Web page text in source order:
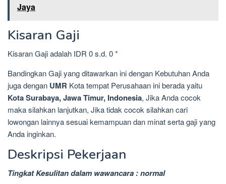
Jaya
Kisaran Gaji
Kisaran Gaji adalah IDR 0 s.d. 0 *
Bandingkan Gaji yang ditawarkan ini dengan Kebutuhan Anda
juga dengan UMR Kota tempat Perusahaan ini berada yaitu
Kota Surabaya, Jawa Timur, Indonesia, Jika Anda cocok
maka silahkan lanjutkan, Jika tidak cocok silahkan cari
lowongan lainnya sesuai kemampuan dan minat serta gaji yang
Anda inginkan.
Deskripsi Pekerjaan
Tingkat Kesulitan dalam wawancara : normal